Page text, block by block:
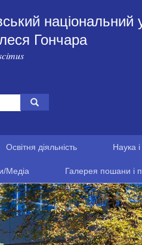
національний
Гончара
Освітня діяльність Наука
Медіа Галерея пошани і